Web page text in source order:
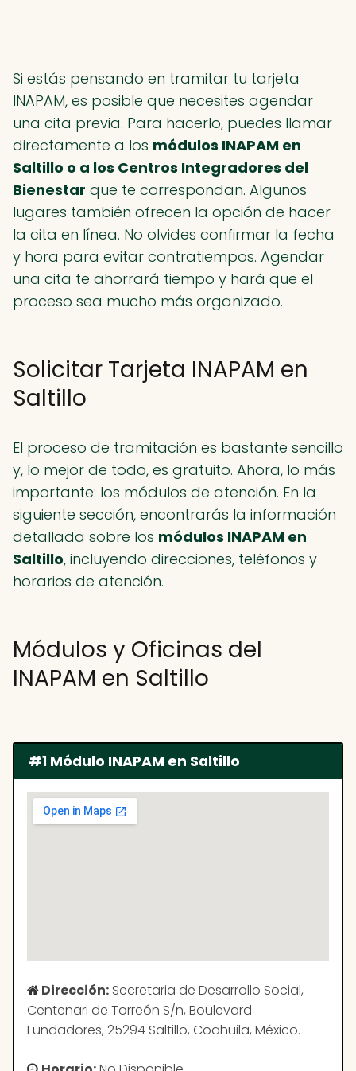
Si estás pensando en tramitar tu tarjeta
INAPAM, es posible que necesites agendar
una cita previa. Para hacerlo, puedes llamar
directamente a los módulos INAPAM en
Saltillo o a los Centros Integradores del
Bienestar que te correspondan. Algunos
lugares también ofrecen la opción de hacer
la cita en línea. No olvides confirmar la fecha
y hora para evitar contratiempos. Agendar
una cita te ahorrará tiempo y hará que el
proceso sea mucho más organizado.
Solicitar Tarjeta INAPAM en
Saltillo
El proceso de tramitación es bastante sencillo
y, lo mejor de todo, es gratuito. Ahora, lo más
importante: los módulos de atención. En la
siguiente sección, encontrarás la información
detallada sobre los módulos INAPAM en
Saltillo, incluyendo direcciones, teléfonos y
horarios de atención.
Módulos y Oficinas del
INAPAM en Saltillo
#1 Módulo INAPAM en Saltillo
Dirección: Secretaria de Desarrollo Social,
Centenari de Torreón S/n, Boulevard
Fundadores, 25294 Saltillo, Coahuila, México.